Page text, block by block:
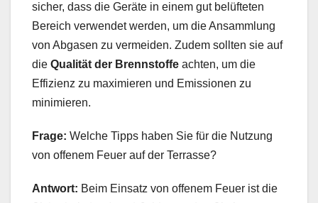
sicher, dass die Geräte in einem gut belüfteten
Bereich verwendet werden, um die Ansammlung
von Abgasen zu vermeiden. Zudem sollten sie auf
die Qualität der Brennstoffe achten, um die
Effizienz zu maximieren und Emissionen zu
minimieren.
Frage: Welche Tipps haben Sie für die Nutzung
von offenem Feuer auf der Terrasse?
Antwort: Beim Einsatz von offenem Feuer ist die